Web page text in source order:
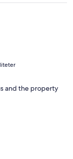
and the property